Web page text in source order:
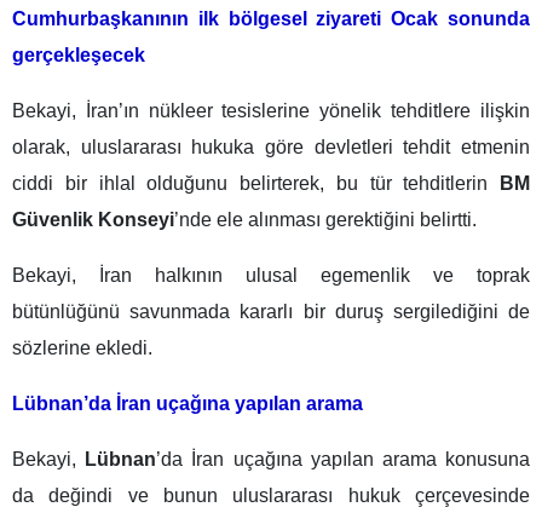
Cumhurbaşkanının ilk bölgesel ziyareti Ocak sonunda
gerçekleşecek
Bekayi, İran’ın nükleer tesislerine yönelik tehditlere ilişkin
olarak, uluslararası hukuka göre devletleri tehdit etmenin
ciddi bir ihlal olduğunu belirterek, bu tür tehditlerin
BM
Güvenlik Konseyi’nde ele alınması gerektiğini belirtti.
Bekayi, İran halkının ulusal egemenlik ve toprak
bütünlüğünü savunmada kararlı bir duruş sergilediğini de
sözlerine ekledi.
Lübnan’da İran uçağına yapılan arama
Bekayi, Lübnan’da İran uçağına yapılan arama konusuna
da değindi ve bunun uluslararası hukuk çerçevesinde